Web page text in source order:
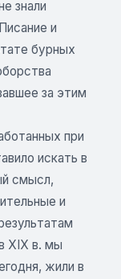
знали
и
бурных
за этим
при
искать в
смысл,
и
XIX в. мы
жили в